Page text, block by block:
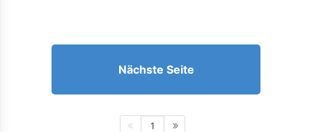
Nächste Seite
1